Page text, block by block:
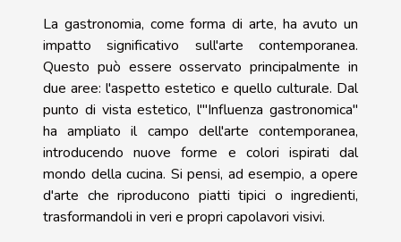
La gastronomia, come forma di arte, ha avuto un
impatto significativo sull'arte contemporanea.
Questo può essere osservato principalmente in
due aree: l'aspetto estetico e quello culturale. Dal
punto di vista estetico, l'"Influenza gastronomica"
ha ampliato il campo dell'arte contemporanea,
introducendo nuove forme e colori ispirati dal
mondo della cucina. Si pensi, ad esempio, a opere
d'arte che riproducono piatti tipici o ingredienti,
trasformandoli in veri e propri capolavori visivi.